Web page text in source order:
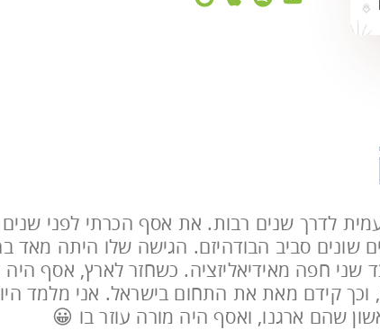
לדרך שנים רבות. את אסף הכרתי לפני
שונים סביב הבודהיזם. הגישה שלו היתה
חפה מאידיאליזציה. כשחזר לארץ, אסף
וכך קידם מאת את התחום בישראל. אני מלמד
שהם ארגנו, ואסף היה מורה עוזר בו 😀